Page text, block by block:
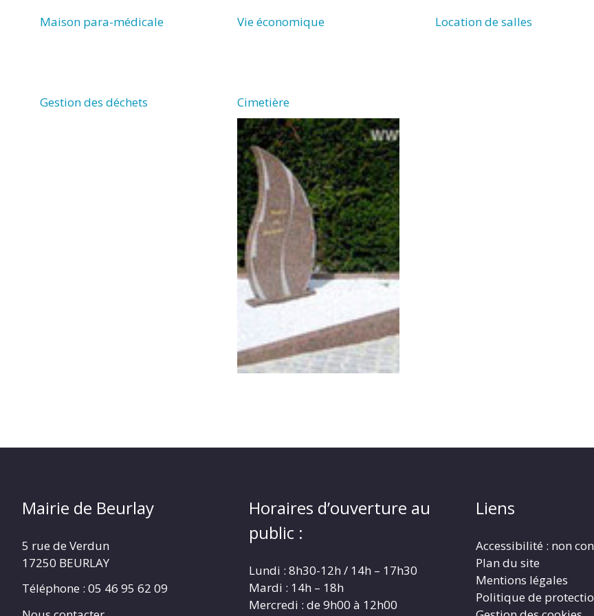
Maison para-médicale Vie économique Location de salles
Gestion des déchets Cimetière
Mairie de Beurlay
5 rue de Verdun
17250 BEURLAY
Téléphone : 05 46 95 62 09
Horaires d’ouverture au
public :
Lundi : 8h30-12h / 14h – 17h30
Mardi : 14h – 18h
Mercredi : de 9h00 à 12h00
Liens
Accessibilité : non
Plan du site
Mentions légales
Politique de